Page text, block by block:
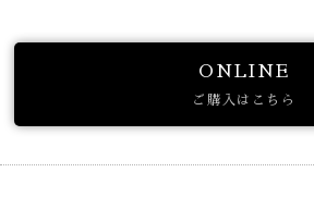
ONLINE
ご購入はこちら